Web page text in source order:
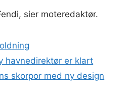
sier moteredaktør.
havnedirektør er klart
skorpor med ny design